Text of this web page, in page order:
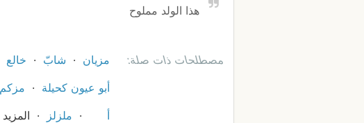
هذا الولد مملوح
مصطلحات ذات صلة: مزيان شابّ خالع
أبو عيون كحيلة
مزكم
أ
ملزلز المزيد